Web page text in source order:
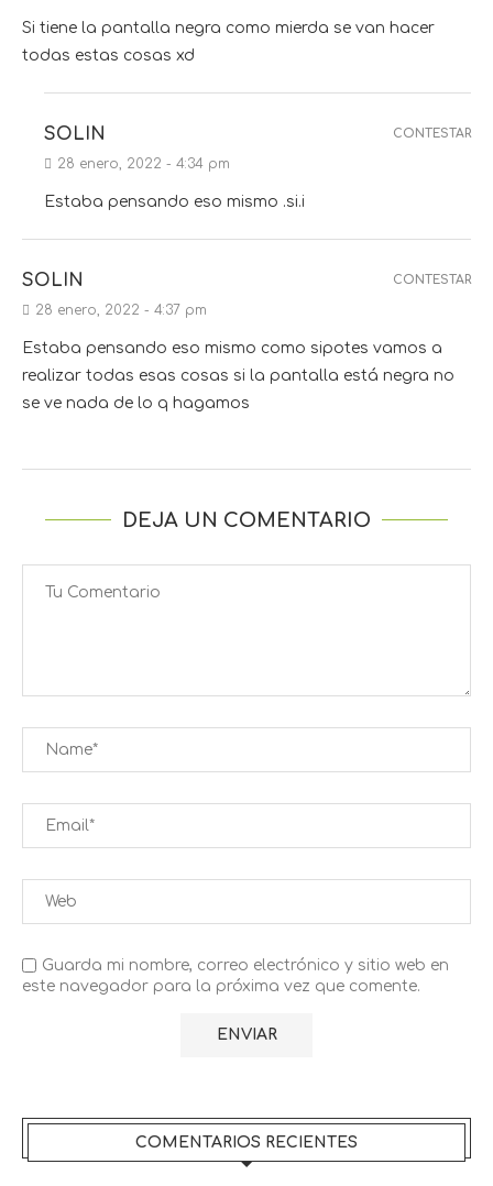
Si tiene la pantalla negra como mierda se van hacer
todas estas cosas xd
SOLIN
28 enero, 2022 - 4:34 pm
Estaba pensando eso mismo .si.i
CONTESTAR
SOLIN
28 enero, 2022 - 4:37 pm
Estaba pensando eso mismo como sipotes vamos a
realizar todas esas cosas si la pantalla está negra no
se ve nada de lo q hagamos
CONTESTAR
DEJA UN COMENTARIO
Guarda mi nombre, correo electrónico y sitio web en
este navegador para la próxima vez que comente.
COMENTARIOS RECIENTES